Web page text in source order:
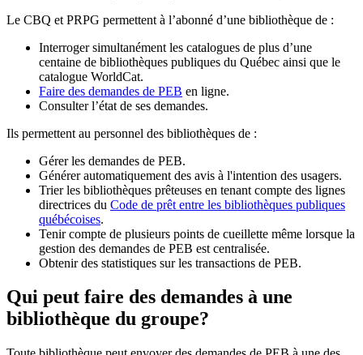
Le CBQ et PRPG permettent à l’abonné d’une bibliothèque de :
Interroger simultanément les catalogues de plus d’une
centaine de bibliothèques publiques du Québec ainsi que le
catalogue WorldCat.
Faire des demandes de PEB en ligne.
Consulter l’état de ses demandes.
Ils permettent au personnel des bibliothèques de :
Gérer les demandes de PEB.
Générer automatiquement des avis à l'intention des usagers.
Trier les bibliothèques prêteuses en tenant compte des lignes
directrices du Code de prêt entre les bibliothèques publiques
québécoises.
Tenir compte de plusieurs points de cueillette même lorsque la
gestion des demandes de PEB est centralisée.
Obtenir des statistiques sur les transactions de PEB.
Qui peut faire des demandes à une
bibliothèque du groupe?